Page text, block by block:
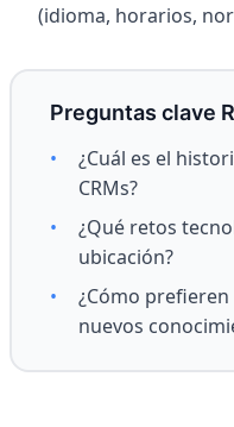
(idioma, horarios,
Preguntas clave
•
¿Cuál es el
CRMs?
•
¿Qué retos
ubicación?
•
¿Cómo
nuevos